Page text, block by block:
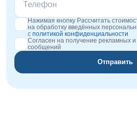
Нажимая кнопку Рассчитать
на обработку введённых
с политикой конфиденциальности
Согласен на получение рекламных
сообщений
Отправить